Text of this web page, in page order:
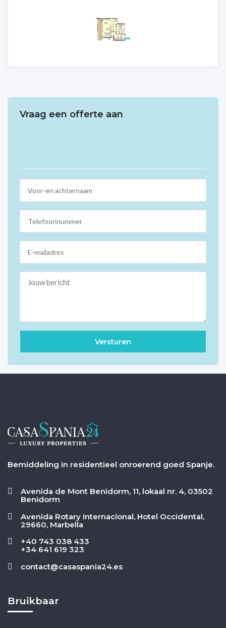
Vraag een offerte aan
Bemiddeling in residentieel onroerend goed Spanje.
Avenida de Mont Benidorm, 11, lokaal nr. 4, 03502
Benidorm
Avenida Rotary Internacional, Hotel Occidental,
29660, Marbella
+40 743 038 433
+34 641 619 323
contact@casaspania24.es
Bruikbaar